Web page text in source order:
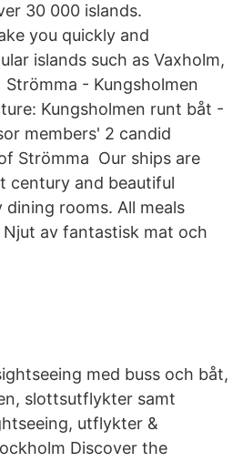
30 000 islands.
you quickly and
islands such as Vaxholm,
- Kungsholmen
Kungsholmen runt båt -
members' 2 candid
Strömma Our ships are
century and beautiful
rooms. All meals
av fantastisk mat och
med buss och båt,
slottsutflykter samt
utflykter &
Discover the